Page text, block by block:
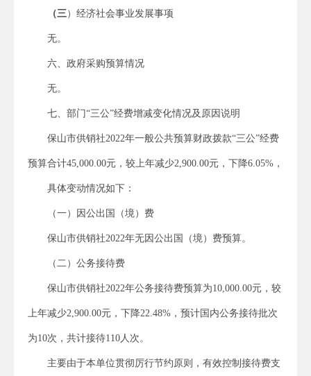
（三 ）经济社会事业发展事项
无。
六、政府采购预算情况
无。
七、部门“三公”经费增减变化情况及原因说明
保山市供销社2022年一般公共预算财政拨款“三公”经费
预算合计45,000.00元，较上年减少2,900.00元，下降6.05%，
具体变动情况如下：
（一）因公出国（境）费
保山市供销社2022年无因公出国（境）费预算。
（二）公务接待费
保山市供销社2022年公务接待费预算为10,000.00元，较
上年减少2,900.00元，下降22.48%，预计国内公务接待批次
为10次，共计接待110人次。
主要由于本单位贯彻厉行节约原则，有效控制接待费支